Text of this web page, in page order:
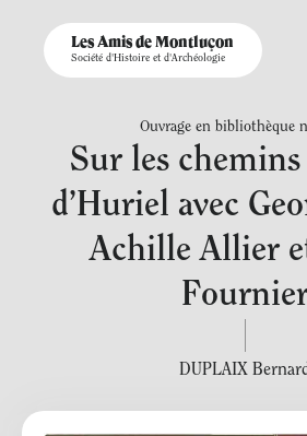
Les Amis de Montluçon
Société d'Histoire et d'Archéologie
Ouvrage en bibliothèque
Sur les chemins
d’Huriel avec
Achille Allier
DUPLAIX